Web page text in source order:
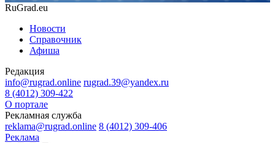
RuGrad.eu
Новости
Справочник
Афиша
Редакция
info@rugrad.online rugrad.39@yandex.ru
8 (4012) 309-422
О портале
Рекламная служба
reklama@rugrad.online 8 (4012) 309-406
Реклама